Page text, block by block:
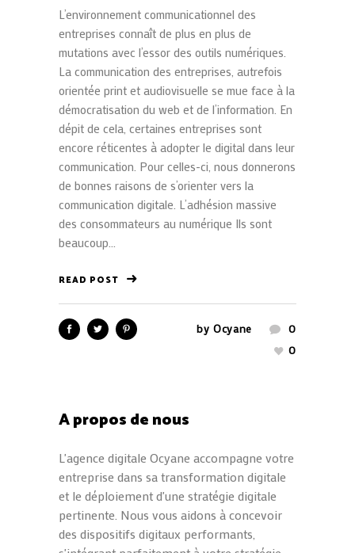
L’environnement communicationnel des
entreprises connaît de plus en plus de
mutations avec l’essor des outils numériques.
La communication des entreprises, autrefois
orientée print et audiovisuelle se mue face à la
démocratisation du web et de l’information. En
dépit de cela, certaines entreprises sont
encore réticentes à adopter le digital dans leur
communication. Pour celles-ci, nous donnerons
de bonnes raisons de s’orienter vers la
communication digitale. L’adhésion massive
des consommateurs au numérique Ils sont
beaucoup...
READ POST
by Ocyane
0
0
A propos de nous
L'agence digitale Ocyane accompagne votre
entreprise dans sa transformation digitale
et le déploiement d'une stratégie digitale
pertinente. Nous vous aidons à concevoir
des dispositifs digitaux performants,